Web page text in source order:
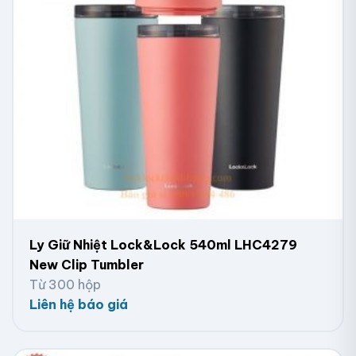
Ly Giữ Nhiệt Lock&Lock 540ml LHC4279
New Clip Tumbler
Từ 300 hộp
Liên hệ báo giá